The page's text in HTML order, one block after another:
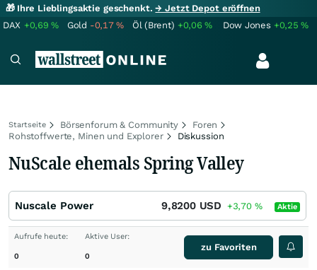
🎁 Ihre Lieblingsaktie geschenkt.→ Jetzt Depot eröffnen
DAX +0,69% Gold -0,17% Öl (Brent) +0,06% Dow Jones +0,25%
Startseite Börsenforum & Community
Foren
Rohstoffwerte, Minen und Explorer
Diskussion
NuScale ehemals Spring Valley
Nuscale Power 9,8200 USD +3,70 % Aktie
Aufrufe heute:
0
Aktive User:
0
zu Favoriten